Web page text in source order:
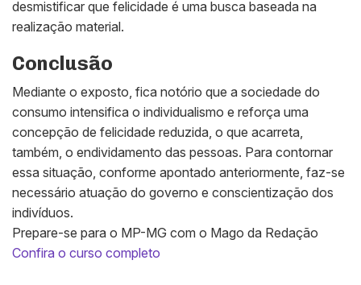
desmistificar que felicidade é uma busca baseada na
realização material.
Conclusão
Mediante o exposto, fica notório que a sociedade do
consumo intensifica o individualismo e reforça uma
concepção de felicidade reduzida, o que acarreta,
também, o endividamento das pessoas. Para contornar
essa situação, conforme apontado anteriormente, faz-se
necessário atuação do governo e conscientização dos
indivíduos.
Prepare-se para o MP-MG com o Mago da Redação
Confira o curso completo